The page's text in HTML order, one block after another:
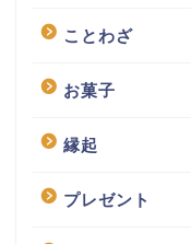
ことわざ
お菓子
縁起
プレゼント